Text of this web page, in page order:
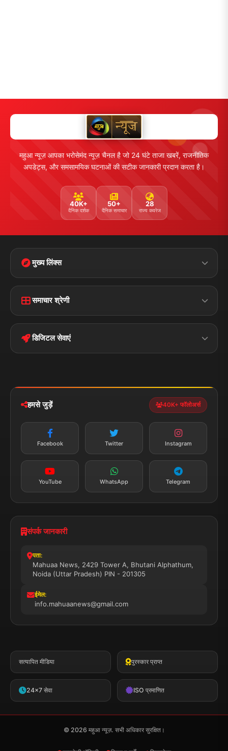
महुआ न्यूज़ आपका भरोसेमंद न्यूज़ चैनल है जो 24 घंटे ताजा खबरें, राजनीतिक
अपडेट्स, और समसामयिक घटनाओं की सटीक जानकारी प्रदान करता है।
40K+
दैनिक दर्शक
50+
दैनिक समाचार
28
राज्य कवरेज
मुख्य लिंक्स
Home Contact Us
Terms &
Conditions
Privacy Policy
समाचार श्रेणी
बिहार क्राइम
पॉलिटिकल झारखण्ड
डिजिटल सेवाएं
न्यूज़ अलर्ट
तत्काल अपडेट
सब्सक्राइब करें
हमसे जुड़ें 40K+ फॉलोअर्स
Facebook Twitter Instagram
YouTube WhatsApp Telegram
संपर्क जानकारी
पता:
Mahuaa News, 2429 Tower A, Bhutani Alphathum,
Noida (Uttar Pradesh) PIN - 201305
ईमेल:
info.mahuaanews@gmail.com
सत्यापित मीडिया पुरस्कार प्राप्त
24x7 सेवा ISO प्रमाणित
© 2026 महुआ न्यूज़. सभी अधिकार सुरक्षित।